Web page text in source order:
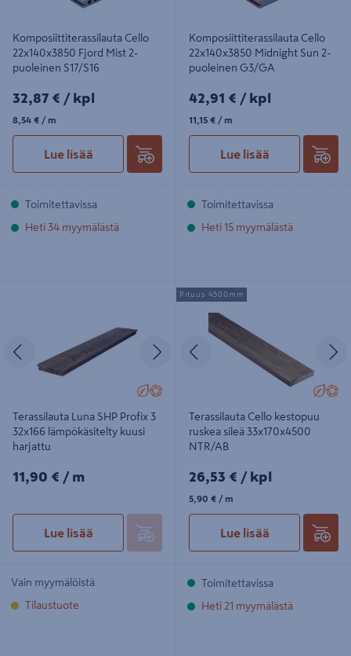
Komposiittiterassilauta Cello
22x140x3850 Fjord Mist 2-
puoleinen S17/S16
32,87€/kpl
32,87 € / kpl
8,54€/m
8,54 € / m
Lue lisää
Toimitettavissa
Heti 34 myymälästä
Komposiittiterassilauta Cello
22x140x3850 Midnight Sun 2-
puoleinen G3/GA
42,91€/kpl
42,91 € / kpl
11,15€/m
11,15 € / m
Lue lisää
Toimitettavissa
Heti 15 myymälästä
Edellinen Seuraava
Terassilauta Luna SHP Profix 3
32x166 lämpökäsitelty kuusi
harjattu
11,90€/m
11,90 € / m
Lue lisää
Vain myymälöistä
Tilaustuote
Terassilauta Cello kestopuu ruskea
sileä 33x170x4500 NTR/AB
Edellinen
Terassilauta Cello kestopuu
ruskea sileä 33x170x4500
NTR/AB
26,53€/kpl
26,53 € / kpl
5,90€/m
5,90 € / m
Lue lisää
Pituus 4500mm
Toimitettavissa
Heti 21 myymälästä